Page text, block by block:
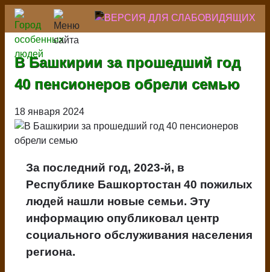
Перейти
основному
содержанию
В Башкирии за прошедший год
40 пенсионеров обрели семью
18 января 2024
За последний год, 2023-й, в
Республике Башкортостан 40 пожилых
людей нашли новые семьи. Эту
информацию опубликовал центр
социального обслуживания населения
региона.